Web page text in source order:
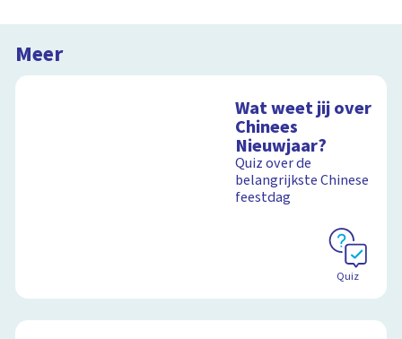
Meer
Wat weet jij over
Chinees
Nieuwjaar?
Quiz over de
belangrijkste Chinese
feestdag
Quiz